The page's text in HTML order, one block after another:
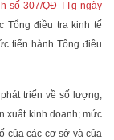
số 307/QĐ-TTg ngày
Tổng điều tra kinh tế
tiến hành Tổng điều
triển về số lượng,
xuất kinh doanh; mức
của các cơ sở và của